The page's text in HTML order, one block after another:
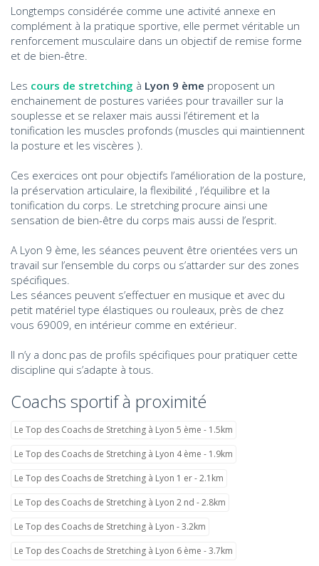
Longtemps considérée comme une activité annexe en
complément à la pratique sportive, elle permet véritable un
renforcement musculaire dans un objectif de remise forme
et de bien-être.
Les cours de stretching à Lyon 9 ème proposent un
enchainement de postures variées pour travailler sur la
souplesse et se relaxer mais aussi l’étirement et la
tonification les muscles profonds (muscles qui maintiennent
la posture et les viscères ).
Ces exercices ont pour objectifs l’amélioration de la posture,
la préservation articulaire, la flexibilité , l’équilibre et la
tonification du corps. Le stretching procure ainsi une
sensation de bien-être du corps mais aussi de l’esprit.
A Lyon 9 ème, les séances peuvent être orientées vers un
travail sur l’ensemble du corps ou s’attarder sur des zones
spécifiques.
Les séances peuvent s’effectuer en musique et avec du
petit matériel type élastiques ou rouleaux, près de chez
vous 69009, en intérieur comme en extérieur.
Il n’y a donc pas de profils spécifiques pour pratiquer cette
discipline qui s’adapte à tous.
Coachs sportif à proximité
Le Top des Coachs de Stretching à Lyon 5 ème - 1.5km
Le Top des Coachs de Stretching à Lyon 4 ème - 1.9km
Le Top des Coachs de Stretching à Lyon 1 er - 2.1km
Le Top des Coachs de Stretching à Lyon 2 nd - 2.8km
Le Top des Coachs de Stretching à Lyon - 3.2km
Le Top des Coachs de Stretching à Lyon 6 ème - 3.7km